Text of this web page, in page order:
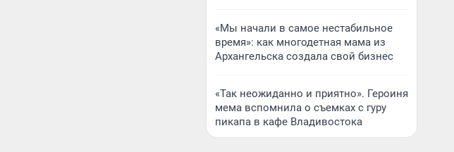
«Мы начали в самое нестабильное
время»: как многодетная мама из
Архангельска создала свой бизнес
«Так неожиданно и приятно». Героиня
мема вспомнила о съемках с гуру
пикапа в кафе Владивостока